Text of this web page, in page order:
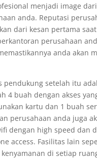
menjadi image
anda. Reputasi
dari kesan pertama
perusahaan
anda akan
pendukung setelah itu
4 buah dengan akses
kartu dan 1 buah
perusahaan anda juga
dengan high speed dan
access. Fasilitas lain
kenyamanan di setiap